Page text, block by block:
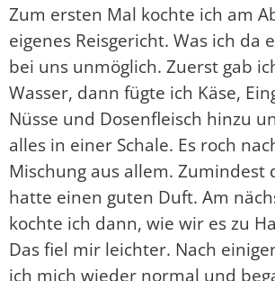
Zum ersten Mal kochte ich am
eigenes Reisgericht. Was ich da
bei uns unmöglich. Zuerst gab
Wasser, dann fügte ich Käse,
Nüsse und Dosenfleisch hinzu
alles in einer Schale. Es roch
Mischung aus allem. Zumindest
hatte einen guten Duft. Am
kochte ich dann, wie wir es zu
Das fiel mir leichter. Nach
ich mich wieder normal und